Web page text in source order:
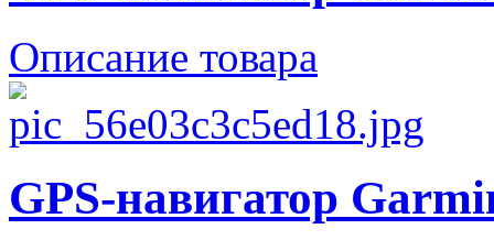
Описание товара
GPS-навигатор